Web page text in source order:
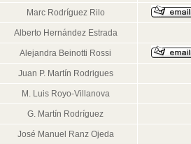
Marc Rodríguez Rilo
Alberto Hernández Estrada
Alejandra Beinotti Rossi
Juan P. Martín Rodrigues
M. Luis Royo-Villanova
G. Martín Rodríguez
José Manuel Ranz Ojeda